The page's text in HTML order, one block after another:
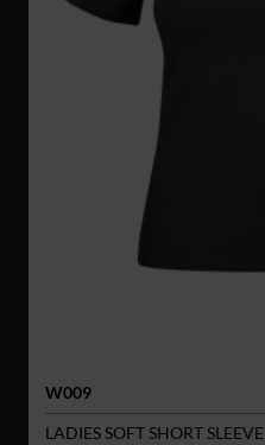
W009
LADIES SOFT SHORT SLEEVE